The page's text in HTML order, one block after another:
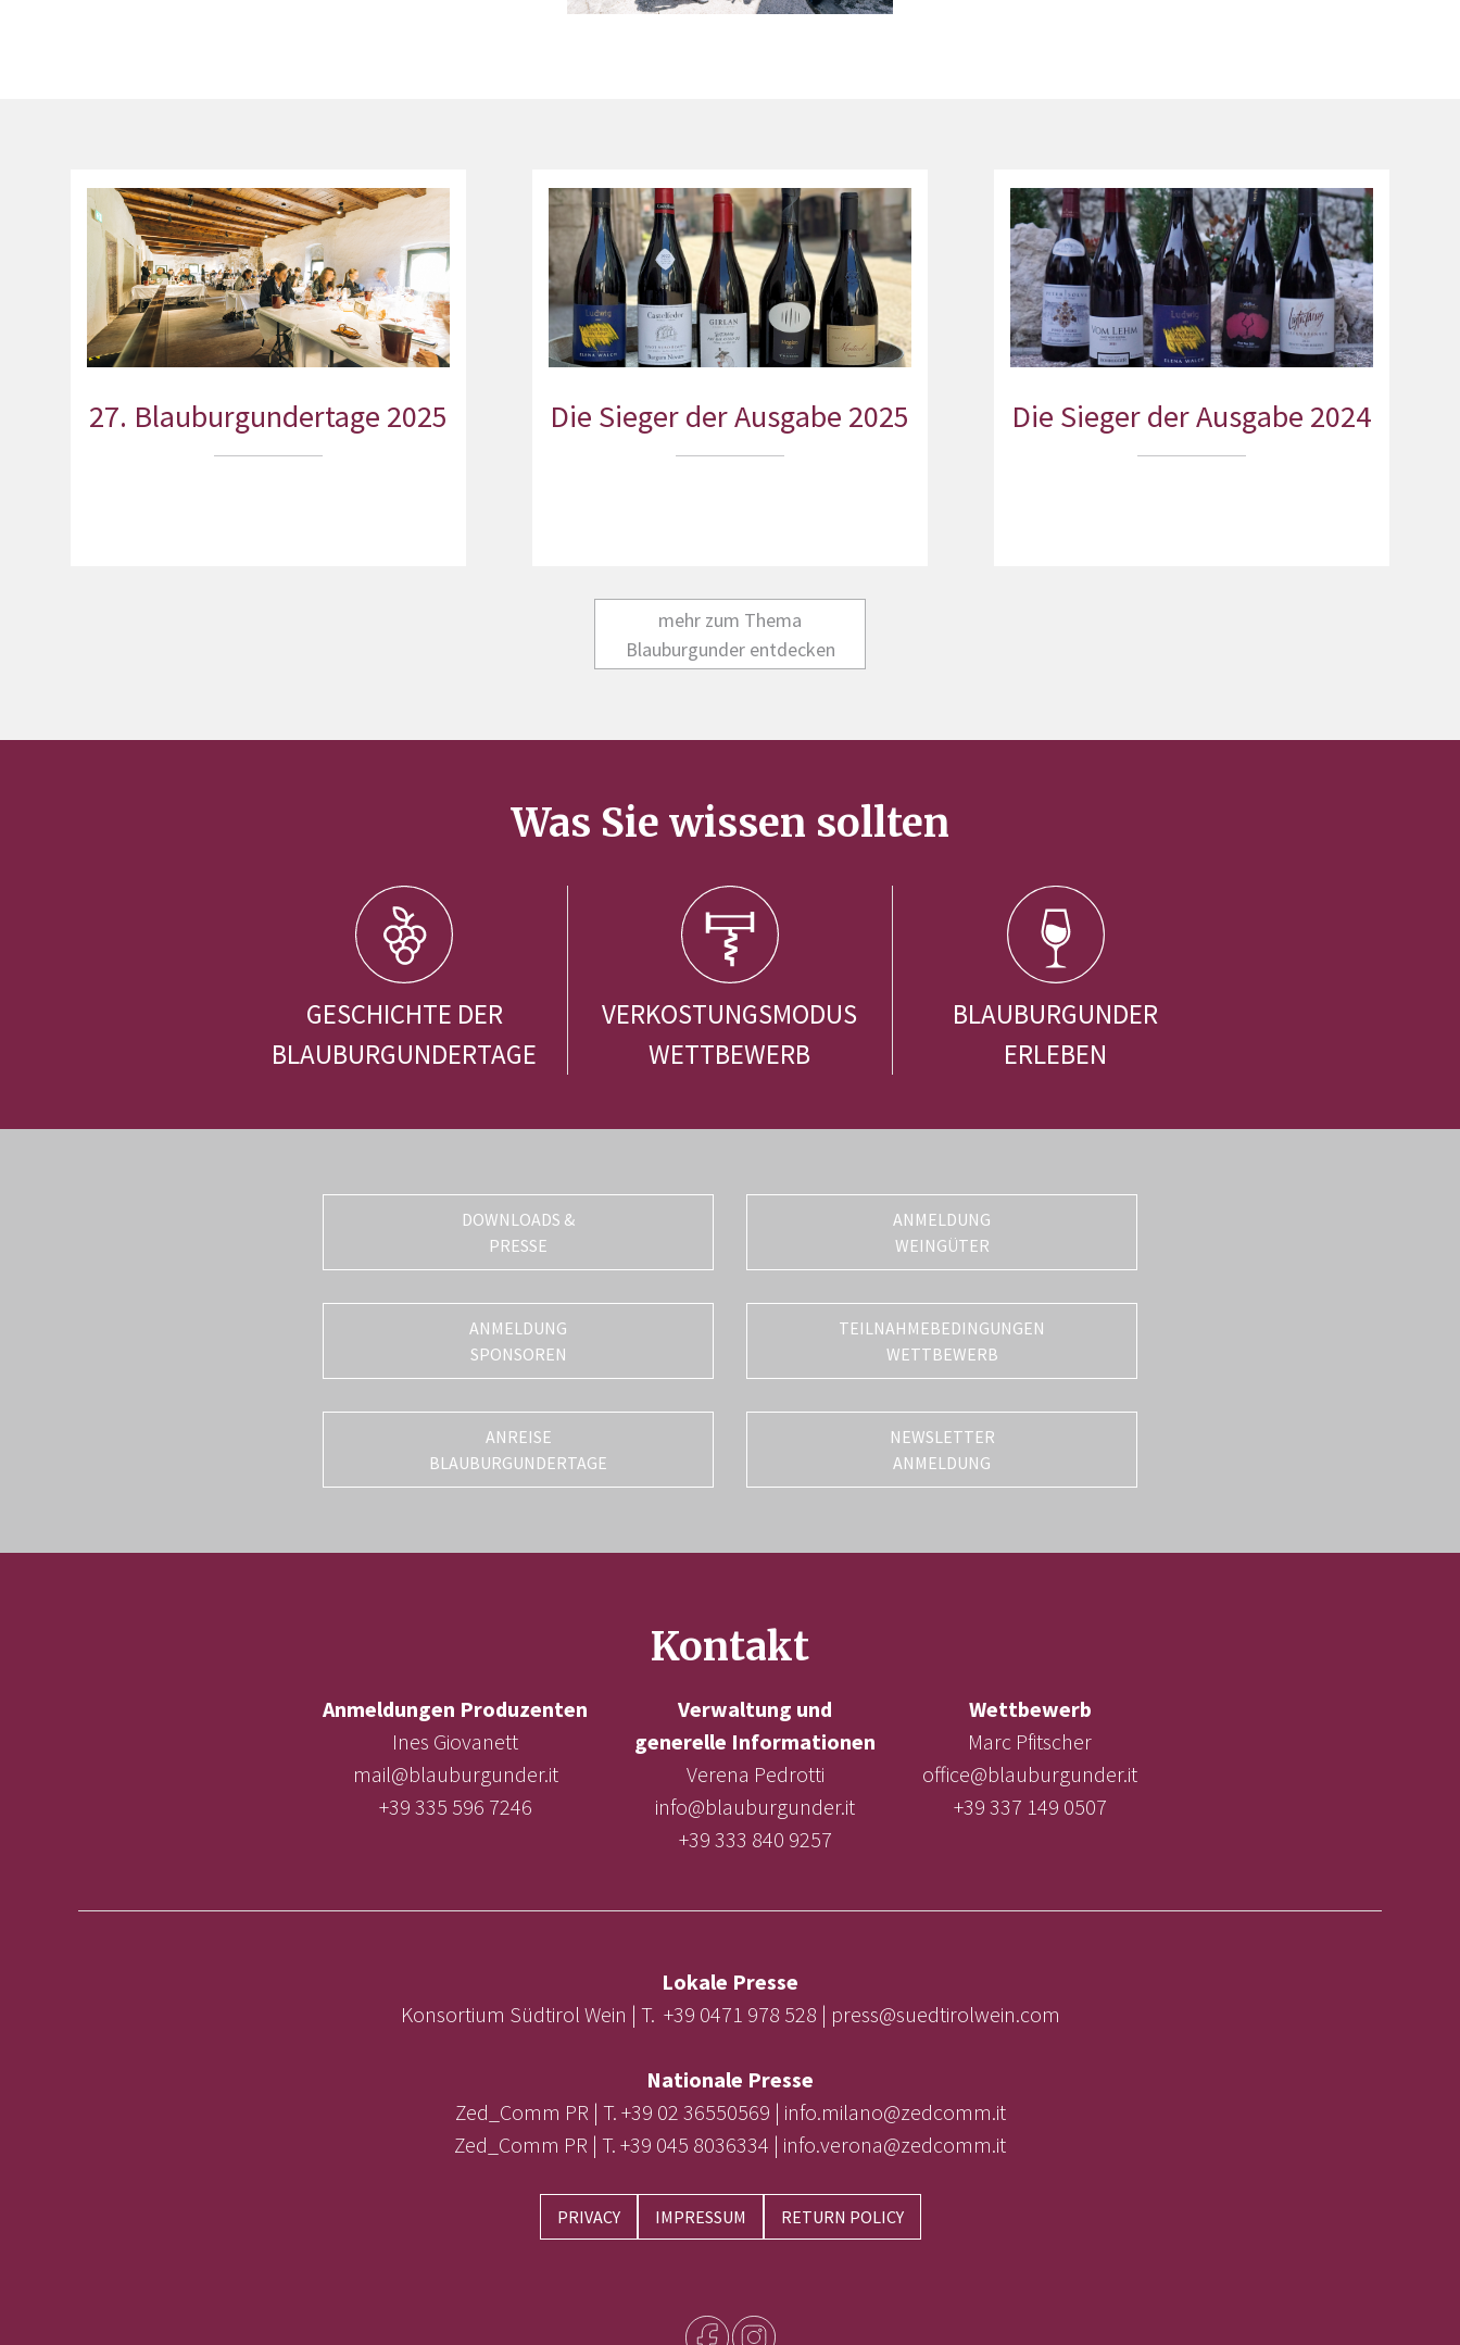
27. Blauburgundertage 2025 Die Sieger der Ausgabe 2025 Die Sieger der Ausgabe 2024
mehr zum Thema
Blauburgunder entdecken
Was Sie wissen sollten
GESCHICHTE DER
BLAUBURGUNDERTAGE
VERKOSTUNGSMODUS
WETTBEWERB
BLAUBURGUNDER
ERLEBEN
DOWNLOADS &
PRESSE
ANMELDUNG
WEINGÜTER
ANMELDUNG
SPONSOREN
TEILNAHMEBEDINGUNGEN
WETTBEWERB
ANREISE
BLAUBURGUNDERTAGE
NEWSLETTER
ANMELDUNG
Kontakt
Anmeldungen Produzenten
Ines Giovanett
mail@blauburgunder.it
+39 335 596 7246
Verwaltung und
generelle Informationen
Verena Pedrotti
info@blauburgunder.it
+39 333 840 9257
Wettbewerb
Marc Pfitscher
office@blauburgunder.it
+39 337 149 0507
Lokale Presse
Konsortium Südtirol Wein | T. +39 0471 978 528 | press@suedtirolwein.com
Nationale Presse
Zed_Comm PR | T. +39 02 36550569 | info.milano@zedcomm.it
Zed_Comm PR | T. +39 045 8036334 | info.verona@zedcomm.it
PRIVACY IMPRESSUM RETURN POLICY